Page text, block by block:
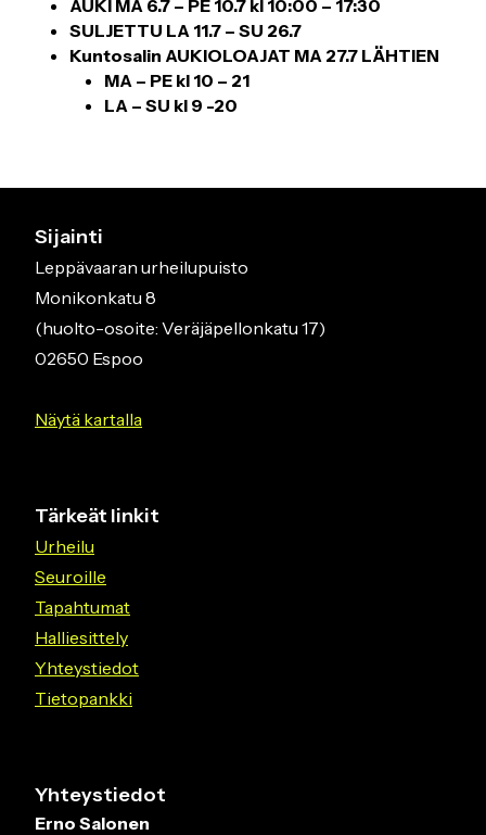
AUKI MA 6.7 – PE 10.7 kl 10:00 – 17:30
SULJETTU LA 11.7 – SU 26.7
Kuntosalin AUKIOLOAJAT MA 27.7 LÄHTIEN
MA – PE kl 10 – 21
LA – SU kl 9 -20
Sijainti
Leppävaaran urheilupuisto
Monikonkatu 8
(huolto-osoite: Veräjäpellonkatu 17)
02650 Espoo
Näytä kartalla
Tärkeät linkit
Urheilu
Seuroille
Tapahtumat
Halliesittely
Yhteystiedot
Tietopankki
Yhteystiedot
Erno Salonen